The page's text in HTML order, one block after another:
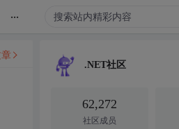
...
.NET社区
62,272
社区成员